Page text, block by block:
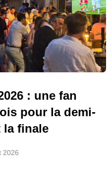
: une fan
pour la demi-
la finale
2026